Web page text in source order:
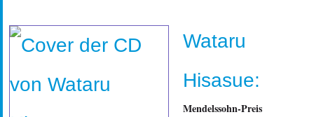
Wataru
Hisasue:
Mendelssohn-Preis